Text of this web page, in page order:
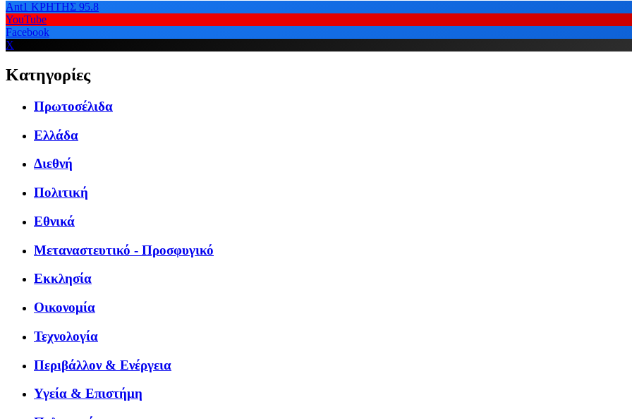
Ant1 ΚΡΗΤΗΣ 95.8
YouTube
Facebook
X
Κατηγορίες
Πρωτοσέλιδα
Ελλάδα
Διεθνή
Πολιτική
Εθνικά
Μεταναστευτικό - Προσφυγικό
Εκκλησία
Οικονομία
Τεχνολογία
Περιβάλλον & Ενέργεια
Υγεία & Επιστήμη